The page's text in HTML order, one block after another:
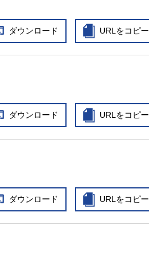
ダウンロード URLをコピー
ダウンロード URLをコピー
ダウンロード URLをコピー